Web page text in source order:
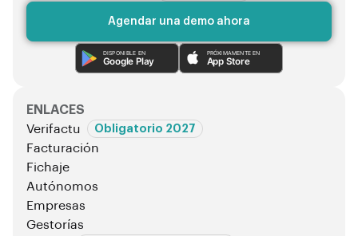
Agendar una demo ahora
DISPONIBLE EN
Google Play
PRÓXIMAMENTE EN
App Store
ENLACES
Verifactu
Obligatorio 2027
Facturación
Fichaje
Autónomos
Empresas
Gestorías